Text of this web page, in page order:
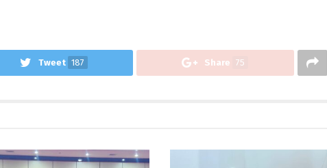
Tweet 187 Share 75